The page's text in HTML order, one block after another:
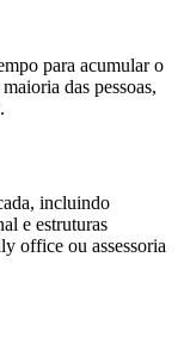
para acumular o
das pessoas,
incluindo
e estruturas
office ou assessoria